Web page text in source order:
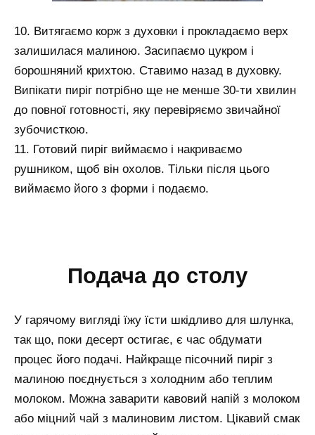
10. Витягаємо корж з духовки і прокладаємо верх
залишилася малиною. Засипаємо цукром і
борошняний крихтою. Ставимо назад в духовку.
Випікати пиріг потрібно ще не менше 30-ти хвилин
до повної готовності, яку перевіряємо звичайної
зубочисткою.
11. Готовий пиріг виймаємо і накриваємо
рушником, щоб він охолов. Тільки після цього
виймаємо його з форми і подаємо.
подача до столу
У гарячому вигляді їжу їсти шкідливо для шлунка,
так що, поки десерт остигає, є час обдумати
процес його подачі. Найкраще пісочний пиріг з
малиною поєднується з холодним або теплим
молоком. Можна заварити кавовий напій з молоком
або міцний чай з малиновим листом. Цікавий смак